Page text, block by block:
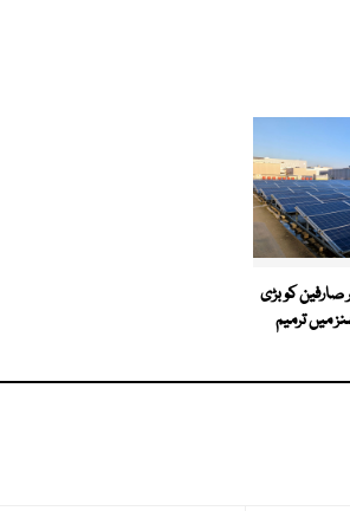
صارفین کو بڑی
میں ترمیم